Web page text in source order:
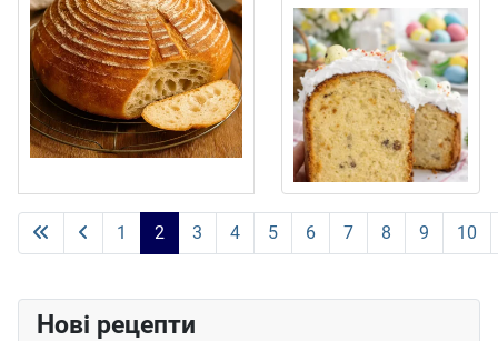
Сторінка 2 із 14
1 2 3 4 5 6 7 8 9 10
Нові рецепти